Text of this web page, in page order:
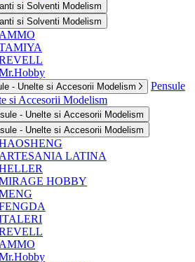
si Solventi Modelism
si Solventi Modelism
- Unelte si Accesorii Modelism
Pensule
si Accesorii Modelism
- Unelte si Accesorii Modelism
- Unelte si Accesorii Modelism
LATINA
HOBBY